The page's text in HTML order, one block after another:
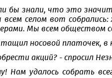
бы знали, что это
всем селом вот
Мы всем обществом
носовой платочек,
акций? - спросил
Нам удалось собрать